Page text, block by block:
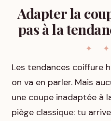
Adapter la
pas à la
Les tendances coiffure
on va en parler. Mais
une coupe inadaptée à
piège classique: tu